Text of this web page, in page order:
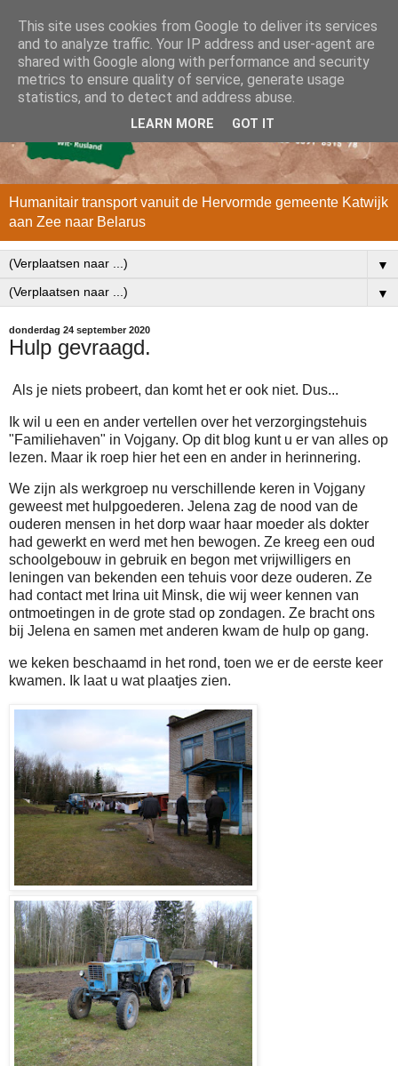
Humanitair transport vanuit de Hervormde gemeente Katwijk
aan Zee naar Belarus
▼
▼
donderdag 24 september 2020
Hulp gevraagd.
Als je niets probeert, dan komt het er ook niet. Dus...
Ik wil u een en ander vertellen over het verzorgingstehuis
"Familiehaven" in Vojgany. Op dit blog kunt u er van alles op
lezen. Maar ik roep hier het een en ander in herinnering.
We zijn als werkgroep nu verschillende keren in Vojgany
geweest met hulpgoederen. Jelena zag de nood van de
ouderen mensen in het dorp waar haar moeder als dokter
had gewerkt en werd met hen bewogen. Ze kreeg een oud
schoolgebouw in gebruik en begon met vrijwilligers en
leningen van bekenden een tehuis voor deze ouderen. Ze
had contact met Irina uit Minsk, die wij weer kennen van
ontmoetingen in de grote stad op zondagen. Ze bracht ons
bij Jelena en samen met anderen kwam de hulp op gang.
we keken beschaamd in het rond, toen we er de eerste keer
kwamen. Ik laat u wat plaatjes zien.
This site uses cookies from Google to deliver its services
and to analyze traffic. Your IP address and user-agent are
shared with Google along with performance and security
metrics to ensure quality of service, generate usage
statistics, and to detect and address abuse.
LEARN MORE GOT IT